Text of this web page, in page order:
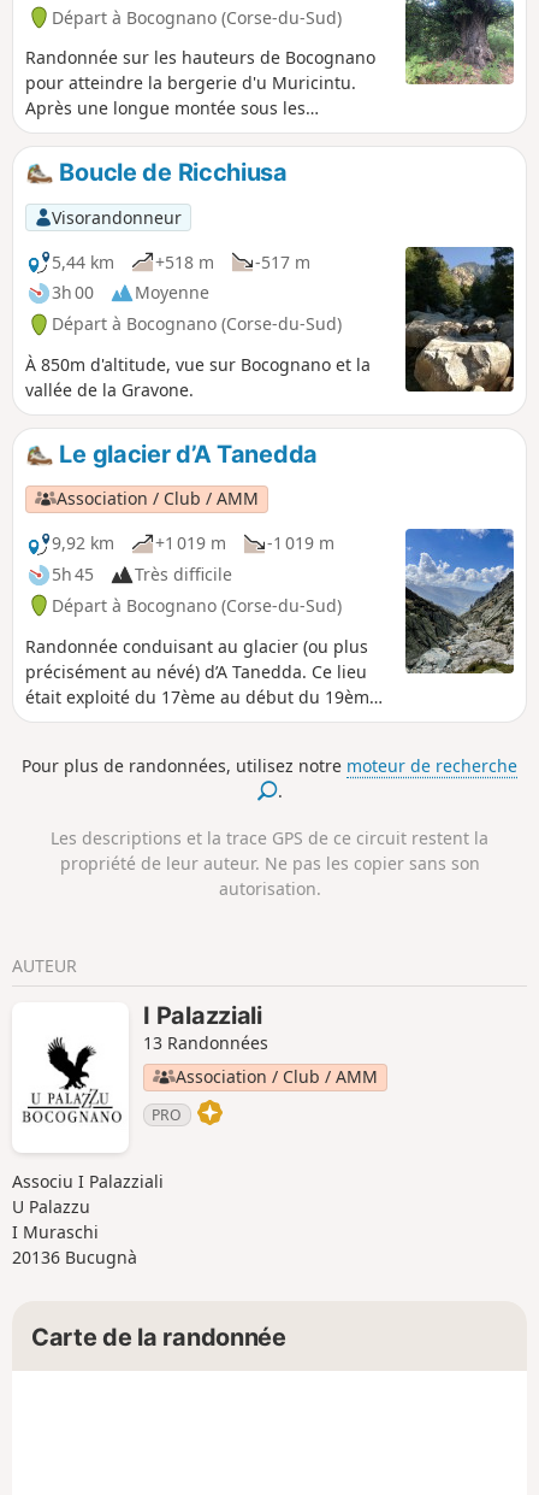
Départ à Bocognano (Corse-du-Sud)
Randonnée sur les hauteurs de Bocognano
pour atteindre la bergerie d'u Muricintu.
Après une longue montée sous les
châtaigniers et les hêtres puis un passage
en crête, vous atteindrez la bergerie au bord
d'un ruisseau et sous la fraîcheur des
aulnes.
Boucle de Ricchiusa
Visorandonneur
5,44 km
+518 m
-517 m
3h 00
Moyenne
Départ à Bocognano (Corse-du-Sud)
À 850m d'altitude, vue sur Bocognano et la
vallée de la Gravone.
Le glacier d’A Tanedda
Association / Club / AMM
9,92 km
+1 019 m
-1 019 m
5h 45
Très difficile
Départ à Bocognano (Corse-du-Sud)
Randonnée conduisant au glacier (ou plus
précisément au névé) d’A Tanedda. Ce lieu
était exploité du 17ème au début du 19ème
siècle pour le commerce de la glace. Après
Ajaccio. Une belle ascension, alternant zones
ombragées et zones ensoleillées, qui
d'antan.
Pour plus de randonnées, utilisez notre moteur de recherche
.
Les descriptions et la trace GPS de ce circuit restent la
propriété de leur auteur. Ne pas les copier sans son
autorisation.
AUTEUR
I Palazziali
13 Randonnées
Association / Club / AMM
PRO
Associu I Palazziali
U Palazzu
I Muraschi
20136 Bucugnà
Carte de la randonnée